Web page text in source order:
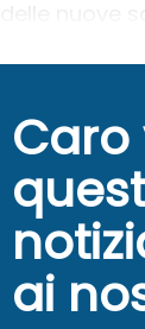
Caro
ai